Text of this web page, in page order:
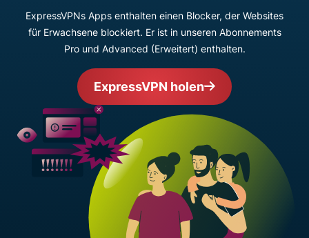
ExpressVPNs Apps enthalten einen Blocker, der Websites
für Erwachsene blockiert. Er ist in unseren Abonnements
Pro und Advanced (Erweitert) enthalten.
ExpressVPN holen